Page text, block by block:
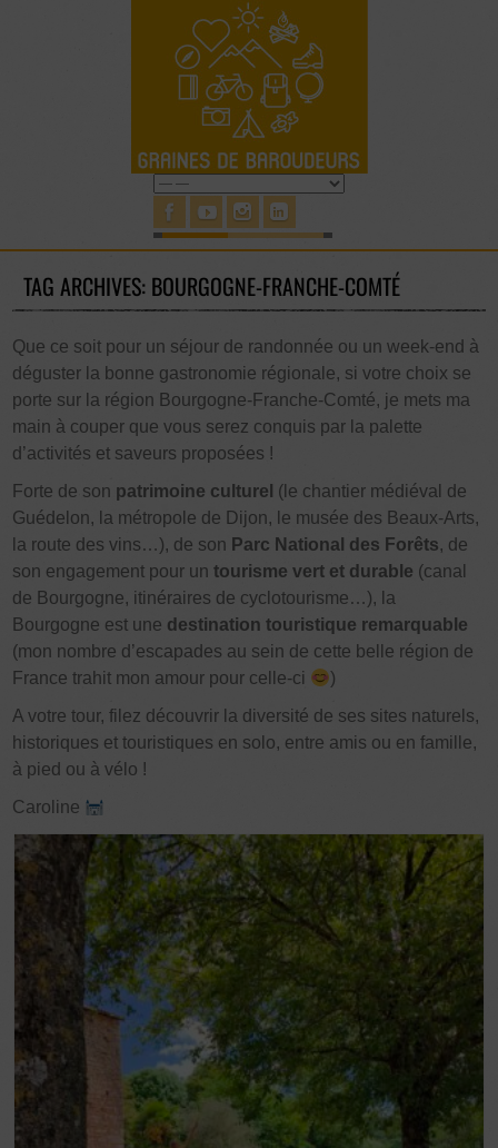
TAG ARCHIVES: BOURGOGNE-FRANCHE-COMTÉ
Que ce soit pour un séjour de randonnée ou un week-end à
déguster la bonne gastronomie régionale, si votre choix se
porte sur la région Bourgogne-Franche-Comté, je mets ma
main à couper que vous serez conquis par la palette
d’activités et saveurs proposées !
Forte de son patrimoine culturel (le chantier médiéval de
Guédelon, la métropole de Dijon, le musée des Beaux-Arts,
la route des vins…), de son Parc National des Forêts, de
son engagement pour untourisme vert et durable (canal
de Bourgogne, itinéraires de cyclotourisme…), la
Bourgogne est une destination touristique remarquable
(mon nombre d’escapades au sein de cette belle région de
France trahit mon amour pour celle-ci
)
A votre tour, filez découvrir la diversité de ses sites naturels,
historiques et touristiques en solo, entre amis ou en famille,
à pied ou à vélo !
Caroline